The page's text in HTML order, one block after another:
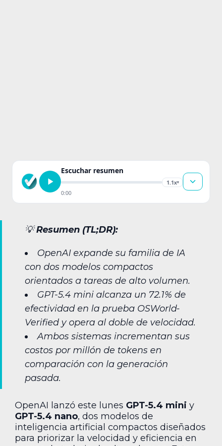
Escuchar resumen
1.1x▾
0:00
💡Resumen (TL;DR):
OpenAI expande su familia de IA
con dos modelos compactos
orientados a tareas de alto volumen.
GPT-5.4 mini alcanza un 72.1% de
efectividad en la prueba OSWorld-
Verified y opera al doble de velocidad.
Ambos sistemas incrementan sus
costos por millón de tokens en
comparación con la generación
pasada.
OpenAI lanzó este lunes GPT-5.4 mini y
GPT-5.4 nano, dos modelos de
inteligencia artificial compactos diseñados
para priorizar la velocidad y eficiencia en